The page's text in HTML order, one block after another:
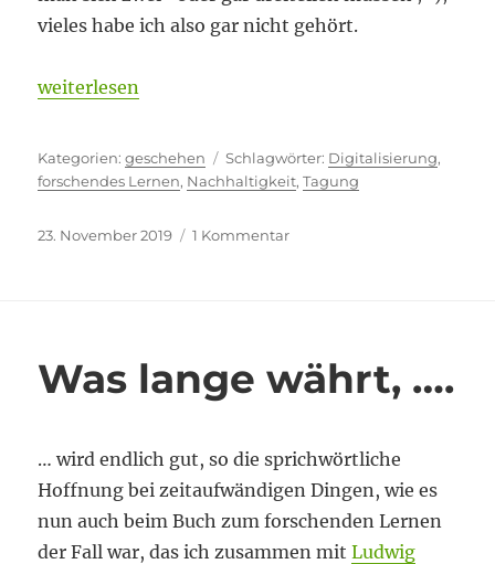
vieles habe ich also gar nicht gehört.
„Auf sich wirken lassen“
weiterlesen
Kategorien
geschehen Schlagwörter
Digitalisierung,
forschendes Lernen, Nachhaltigkeit,Tagung
Veröffentlicht
23. November 2019 1 Kommentarzu
Was lange währt, ….
… wird endlich gut, so die sprichwörtliche
Hoffnung bei zeitaufwändigen Dingen, wie es
nun auch beim Buch zum forschenden Lernen
der Fall war, das ich zusammen mitLudwig